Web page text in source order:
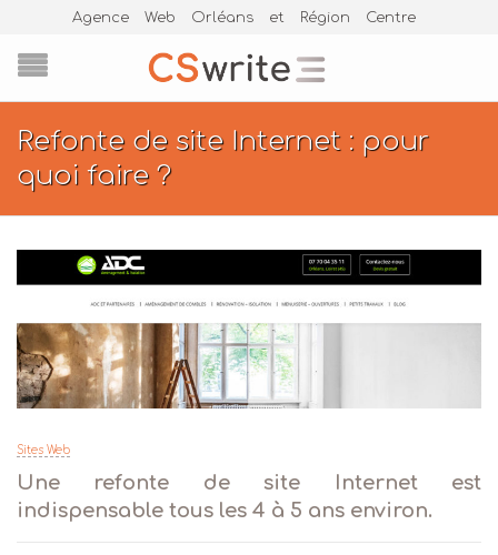
Agence Web Orléans et Région Centre
Refonte de site Internet : pour
quoi faire ?
Sites Web
Une refonte de site Internet est
indispensable tous les 4 à 5 ans environ.